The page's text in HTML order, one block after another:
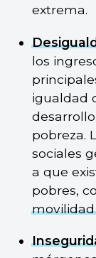
extrema.
los
igualdad
pobreza.
sociales
a que
pobres,
movilidad